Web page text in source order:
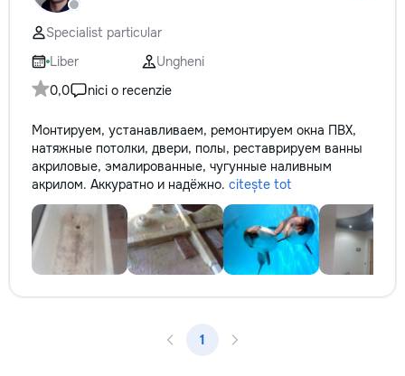
fără deșeuri de
Prețuri orientative
materiale:
categoria
porțelanată – de
lei/m² Laminat –
lei/m² Materiale
brute – de la 1
de apartament Uși
Specialist particular
Liber
Ungheni
0,0
nici o recenzie
Монтируем, устанавливаем, ремонтируем окна ПВХ,
натяжные потолки, двери, полы, реставрируем ванны
акриловые, эмалированные, чугунные наливным
акрилом. Аккуратно и надёжно. citește tot
1